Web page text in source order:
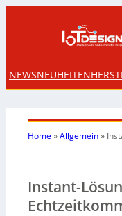
NEWSNEUHEITEN
Home»Allgemein»
Instant-